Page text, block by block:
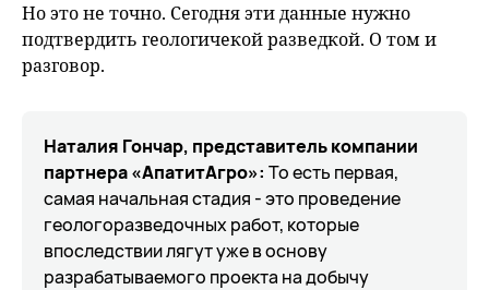
Но это не точно. Сегодня эти данные нужно
подтвердить геологичекой разведкой. О том и
разговор.
Наталия Гончар, представитель компании
партнера «АпатитАгро»: То есть первая,
самая начальная стадия - это проведение
геологоразведочных работ, которые
впоследствии лягут уже в основу
разрабатываемого проекта на добычу